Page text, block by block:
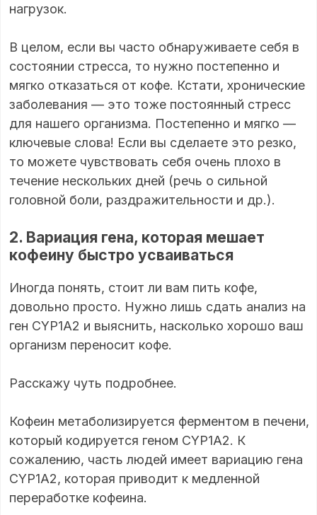
нагрузок.
В целом, если вы часто обнаруживаете себя в
состоянии стресса, то нужно постепенно и
мягко отказаться от кофе. Кстати, хронические
заболевания — это тоже постоянный стресс
для нашего организма. Постепенно и мягко —
ключевые слова! Если вы сделаете это резко,
то можете чувствовать себя очень плохо в
течение нескольких дней (речь о сильной
головной боли, раздражительности и др.).
2. Вариация гена, которая мешает
кофеину быстро усваиваться
Иногда понять, стоит ли вам пить кофе,
довольно просто. Нужно лишь сдать анализ на
ген CYP1A2 и выяснить, насколько хорошо ваш
организм переносит кофе.
Расскажу чуть подробнее.
Кофеин метаболизируется ферментом в печени,
который кодируется геном CYP1A2. К
сожалению, часть людей имеет вариацию гена
CYP1A2, которая приводит к медленной
переработке кофеина.